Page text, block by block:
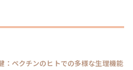
：ペクチンのヒトでの多様な生理機能